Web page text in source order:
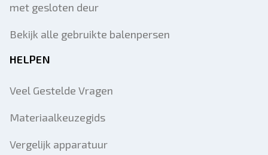
met gesloten deur
Bekijk alle gebruikte balenpersen
HELPEN
Veel Gestelde Vragen
Materiaalkeuzegids
Vergelijk apparatuur